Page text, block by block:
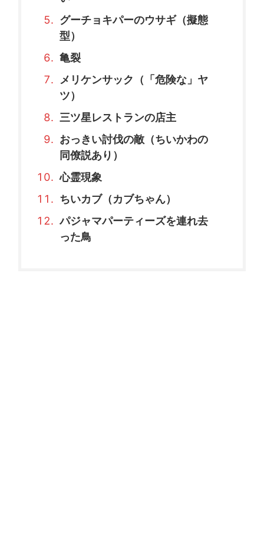
グーチョキパーのウサギ（擬態
型）
亀裂
メリケンサック（「危険な」ヤ
ツ）
三ツ星レストランの店主
おっきい討伐の敵（ちいかわの
同僚説あり）
心霊現象
ちいカブ（カブちゃん）
パジャマパーティーズを連れ去
った鳥